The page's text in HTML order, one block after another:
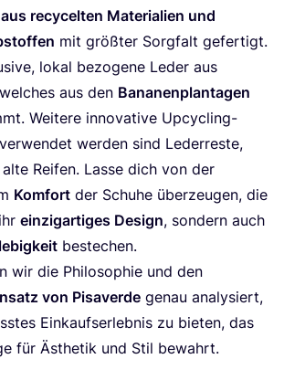
aus recy­cel­ten Mate­ria­li­en und
mit größ­ter Sorg­falt gefer­tigt.
lokal bezo­ge­ne Leder aus
aus den Bana­nen­plan­ta­gen
Wei­te­re inno­va­ti­ve Upcy­cling-
wer­den sind Leder­res­te,
Rei­fen. Las­se dich von der
Kom­fort der Schu­he über­zeu­gen, die
ein­zig­ar­ti­ges Design, son­dern auch
bestechen.
wir die Phi­lo­so­phie und den
von Pisa­ver­de genau ana­ly­siert,
Ein­kaufs­er­leb­nis zu bie­ten, das
für Ästhe­tik und Stil bewahrt.